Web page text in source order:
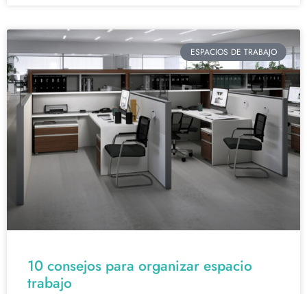
ESPACIOS DE TRABAJO
10 consejos para organizar espacio
trabajo